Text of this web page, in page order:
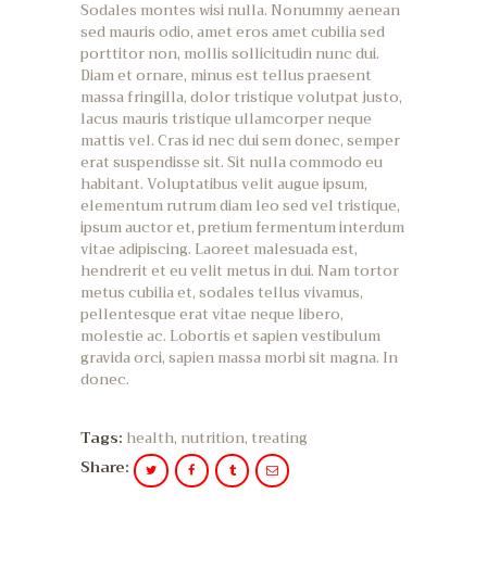
Sodales montes wisi nulla. Nonummy aenean
sed mauris odio, amet eros amet cubilia sed
porttitor non, mollis sollicitudin nunc dui.
Diam et ornare, minus est tellus praesent
massa fringilla, dolor tristique volutpat justo,
lacus mauris tristique ullamcorper neque
mattis vel. Cras id nec dui sem donec, semper
erat suspendisse sit. Sit nulla commodo eu
habitant. Voluptatibus velit augue ipsum,
elementum rutrum diam leo sed vel tristique,
ipsum auctor et, pretium fermentum interdum
vitae adipiscing. Laoreet malesuada est,
hendrerit et eu velit metus in dui. Nam tortor
metus cubilia et, sodales tellus vivamus,
pellentesque erat vitae neque libero,
molestie ac. Lobortis et sapien vestibulum
gravida orci, sapien massa morbi sit magna. In
donec.
Tags: health, nutrition,treating
Share: